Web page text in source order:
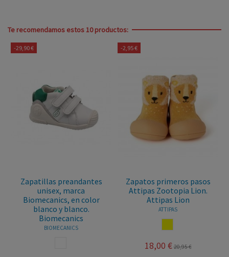
Te recomendamos estos 10 productos:
-29,90 €
Zapatillas preandantes
unisex, marca
Biomecanics, en color
blanco y blanco.
Biomecanics
BIOMECANICS
-2,95 €
Zapatos primeros pasos
Attipas Zootopia Lion.
Attipas Lion
ATTIPAS
18,00 € 20,95 €